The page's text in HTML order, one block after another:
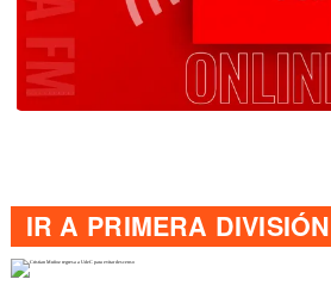
IR A PRIMERA DIVISIÓN